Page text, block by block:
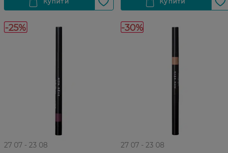
-25%
27 07 - 23 08
-30%
27 07 - 23 08